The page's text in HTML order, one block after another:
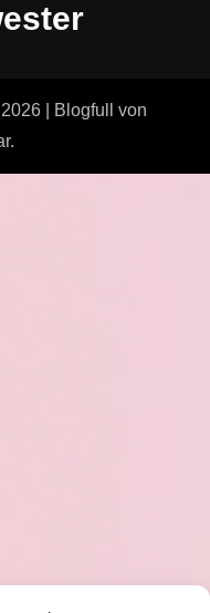
Blogfull
von
.